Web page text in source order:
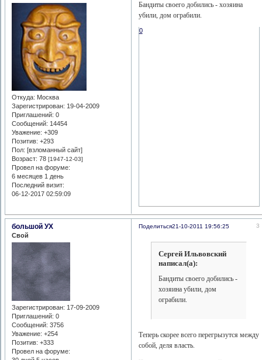
Откуда: Москва
Зарегистрирован: 19-04-2009
Приглашений: 0
Сообщений: 14454
Уважение: +309
Позитив: +293
Пол: [взломанный сайт]
Возраст: 78[1947-12-03]
Провел на форуме:
6 месяцев 1 день
Последний визит:
06-12-2017 02:59:09
Бандиты своего добились - хозяина
убили, дом ограбили.
0
Поделиться 3
21-10-2011 19:56:25
большой УХ
Свой
Зарегистрирован: 17-09-2009
Приглашений: 0
Сообщений: 3756
Уважение: +254
Позитив: +333
Провел на форуме:
Сергей Ильвовский
написал(а):
Бандиты своего добились -
хозяина убили, дом
ограбили.
Теперь скорее всего перегрызутся между
собой, деля власть.